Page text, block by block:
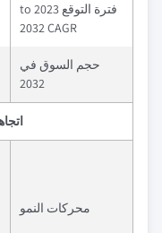
فترة التوقع 2023 to
2032 CAGR
حجم السوق في
2032
محركات النمو